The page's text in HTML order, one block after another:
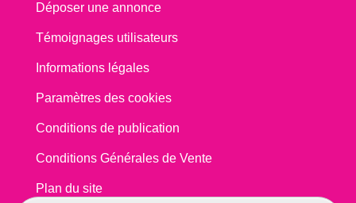
Déposer une annonce
Témoignages utilisateurs
Informations légales
Paramètres des cookies
Conditions de publication
Conditions Générales de Vente
Plan du site